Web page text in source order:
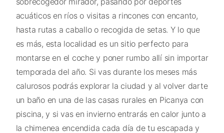
acuáticos en ríos o visitas a rincones con encanto,
hasta rutas a caballo o recogida de setas. Y lo que
es más, esta localidad es un sitio perfecto para
montarse en el coche y poner rumbo allí sin importar
temporada del año. Si vas durante los meses más
calurosos podrás explorar la ciudad y al volver darte
un baño en una de las casas rurales en Picanya con
piscina, y si vas en invierno entrarás en calor junto a
la chimenea encendida cada día de tu escapada y